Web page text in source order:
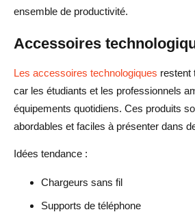
ensemble de productivité.
Accessoires
Les accessoires technologiques restent
car les étudiants et les professionnels
équipements quotidiens. Ces produits
abordables et faciles à présenter dans
Idées tendance :
Chargeurs sans fil
Supports de téléphone